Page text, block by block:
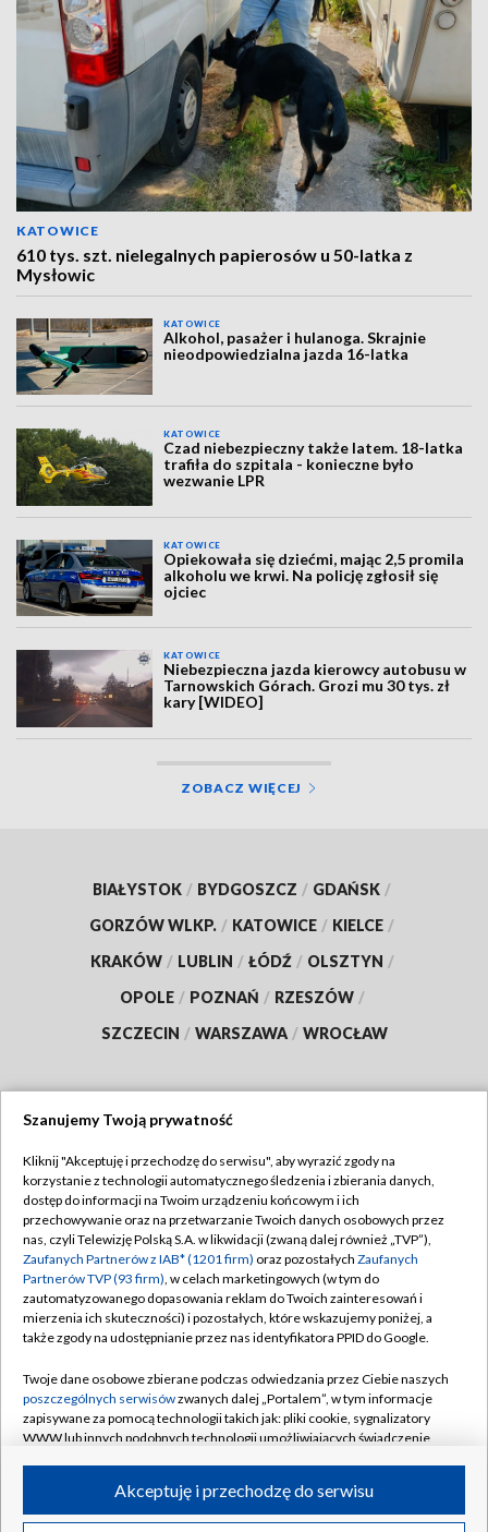
KATOWICE
610 tys. szt. nielegalnych papierosów u 50-latka z
Mysłowic
KATOWICE
Alkohol, pasażer i hulanoga. Skrajnie
nieodpowiedzialna jazda 16-latka
KATOWICE
Czad niebezpieczny także latem. 18-latka
trafiła do szpitala - konieczne było
wezwanie LPR
KATOWICE
Opiekowała się dziećmi, mając 2,5 promila
alkoholu we krwi. Na policję zgłosił się
ojciec
KATOWICE
Niebezpieczna jazda kierowcy autobusu w
Tarnowskich Górach. Grozi mu 30 tys. zł
kary [WIDEO]
ZOBACZ WIĘCEJ
BIAŁYSTOK / BYDGOSZCZ / GDAŃSK /
GORZÓW WLKP. / KATOWICE / KIELCE /
KRAKÓW / LUBLIN / ŁÓDŹ / OLSZTYN /
OPOLE / POZNAŃ / RZESZÓW /
SZCZECIN / WARSZAWA / WROCŁAW
TVP
Abonament TVP
Emisja w TVP
Centrum informacji TVP
Naziemna Telewizja Cyfrowa
Rada Programowa
System NOS
Informacje o nadawcy
Program dla prasy
Regulamin TVP
Polityka prywatności
Moje zgody
Pomoc
Kontakt
Kanały
©2026 Telewizja Polska S.A. w likwidacji
Szanujemy Twoją prywatność
Kliknij "Akceptuję i przechodzę do serwisu", aby wyrazić zgody na
korzystanie z technologii automatycznego śledzenia i zbierania danych,
dostęp do informacji na Twoim urządzeniu końcowym i ich
przechowywanie oraz na przetwarzanie Twoich danych osobowych przez
nas, czyli Telewizję Polską S.A. w likwidacji (zwaną dalej również „TVP”),
Zaufanych Partnerów z IAB* (1201 firm) oraz pozostałych Zaufanych
Partnerów TVP (93 firm), w celach marketingowych (w tym do
zautomatyzowanego dopasowania reklam do Twoich zainteresowań i
mierzenia ich skuteczności) i pozostałych, które wskazujemy poniżej, a
także zgody na udostępnianie przez nas identyfikatora PPID do Google.
Twoje dane osobowe zbierane podczas odwiedzania przez Ciebie naszych
poszczególnych serwisówzwanych dalej „Portalem”, w tym informacje
zapisywane za pomocą technologii takich jak: pliki cookie, sygnalizatory
WWW lub innych podobnych technologii umożliwiających świadczenie
ruchu w Internecie.Akceptuję i przechodzę do serwisu